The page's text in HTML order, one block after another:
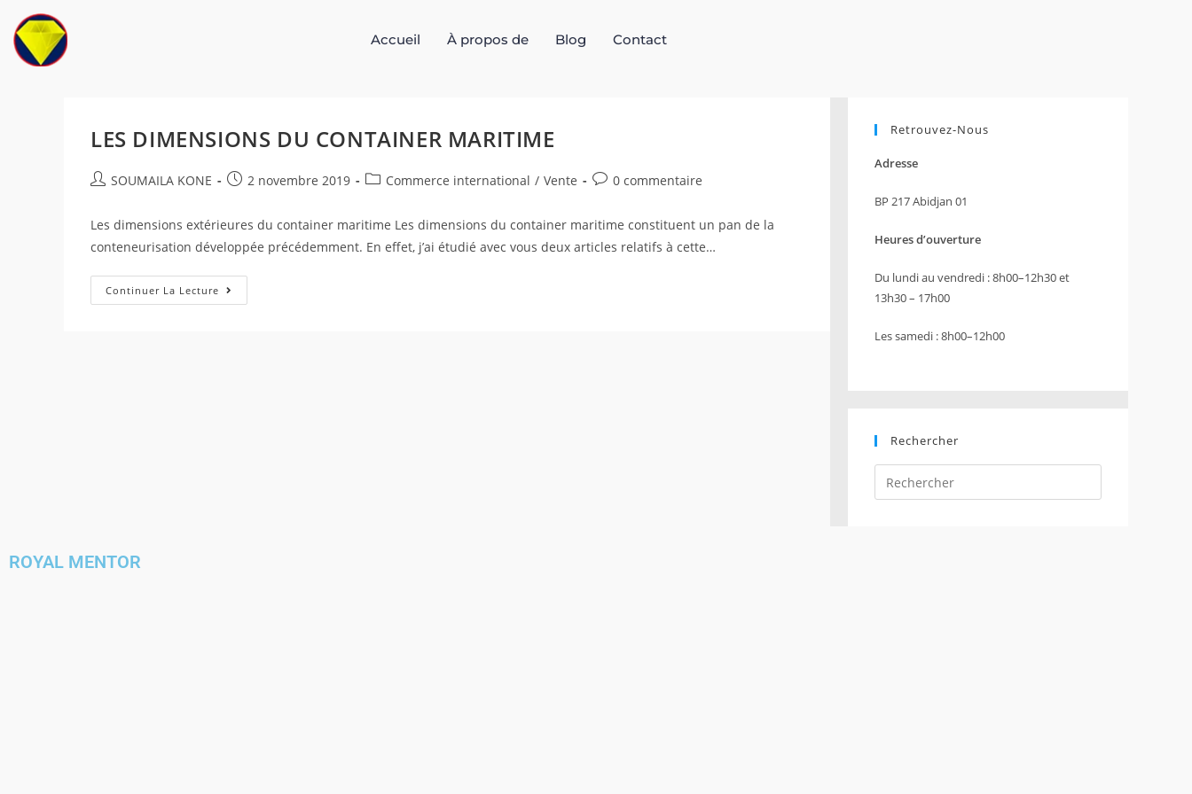
Accueil À propos de Blog Contact
LES DIMENSIONS DU CONTAINER MARITIME
SOUMAILA KONE 2 novembre 2019 Commerce international / Vente 0 commentaire
Les dimensions extérieures du container maritime Les dimensions du container maritime constituent un pan de la
conteneurisation développée précédemment. En effet, j’ai étudié avec vous deux articles relatifs à cette…
Continuer La Lecture
Retrouvez-Nous
Adresse
BP 217 Abidjan 01
Heures d’ouverture
Du lundi au vendredi : 8h00–12h30 et
13h30 – 17h00
Les samedi : 8h00–12h00
Rechercher
ROYAL MENTOR